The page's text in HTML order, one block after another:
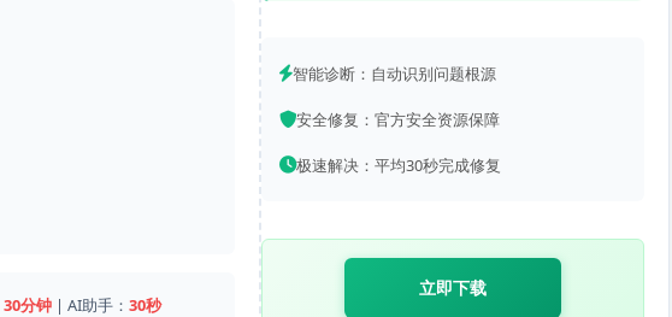
30分钟 | AI助手： 30秒
智能诊断：自动识别问题根源
安全修复：官方安全资源保障
极速解决：平均30秒完成修复
立即下载